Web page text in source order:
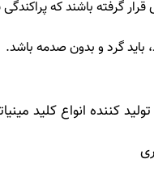
قرار گرفته باشند که
باید گرد و بدون صدمه باشد.
کننده انواع کلید